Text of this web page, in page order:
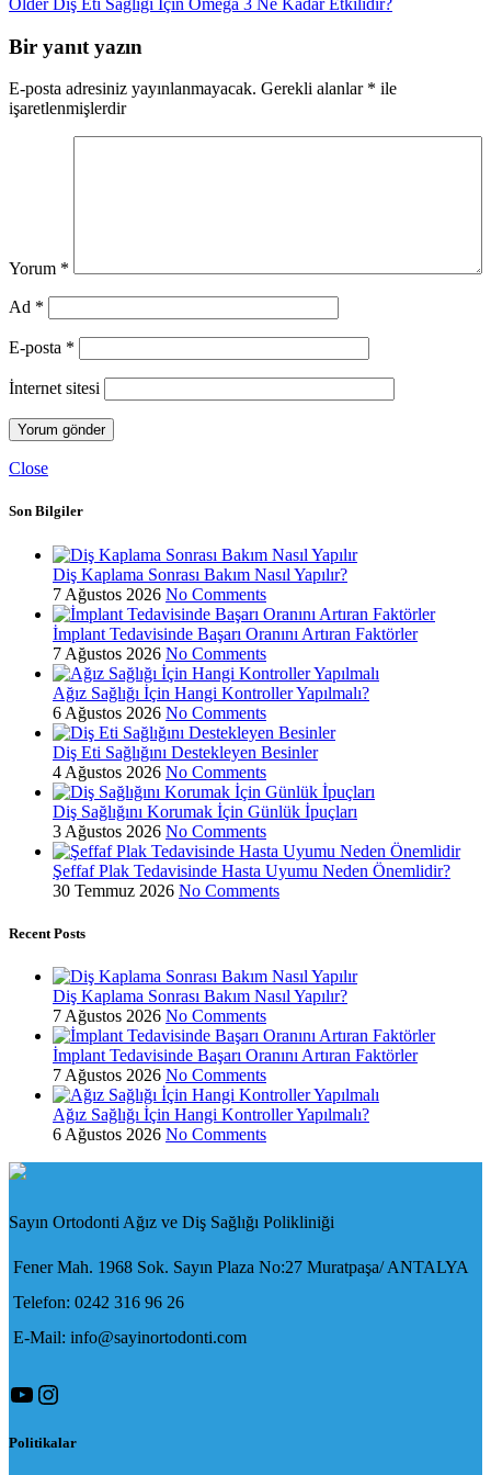
Bir yanıt yazın
E-posta adresiniz yayınlanmayacak. Gerekli alanlar * ile
işaretlenmişlerdir
Yorum *
Ad *
E-posta *
İnternet sitesi
Close
Son Bilgiler
Diş Kaplama Sonrası Bakım Nasıl Yapılır?
7 Ağustos 2026 No Comments
İmplant Tedavisinde Başarı Oranını Artıran Faktörler
7 Ağustos 2026 No Comments
Ağız Sağlığı İçin Hangi Kontroller Yapılmalı?
6 Ağustos 2026 No Comments
Diş Eti Sağlığını Destekleyen Besinler
4 Ağustos 2026 No Comments
Diş Sağlığını Korumak İçin Günlük İpuçları
3 Ağustos 2026 No Comments
Şeffaf Plak Tedavisinde Hasta Uyumu Neden Önemlidir?
30 Temmuz 2026 No Comments
Recent Posts
Diş Kaplama Sonrası Bakım Nasıl Yapılır?
7 Ağustos 2026 No Comments
İmplant Tedavisinde Başarı Oranını Artıran Faktörler
7 Ağustos 2026 No Comments
Ağız Sağlığı İçin Hangi Kontroller Yapılmalı?
6 Ağustos 2026 No Comments
Sayın Ortodonti Ağız ve Diş Sağlığı Polikliniği
Fener Mah. 1968 Sok. Sayın Plaza No:27 Muratpaşa/ ANTALYA
Telefon: 0242 316 96 26
E-Mail: info@sayinortodonti.com
YouTube
Instagram
Politikalar